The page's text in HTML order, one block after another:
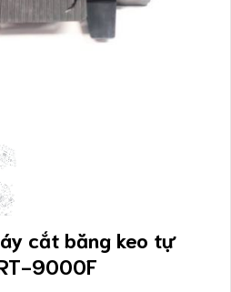
cắt băng keo tự
9000F